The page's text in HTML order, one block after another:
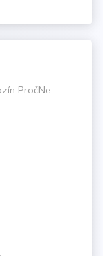
PročNe.